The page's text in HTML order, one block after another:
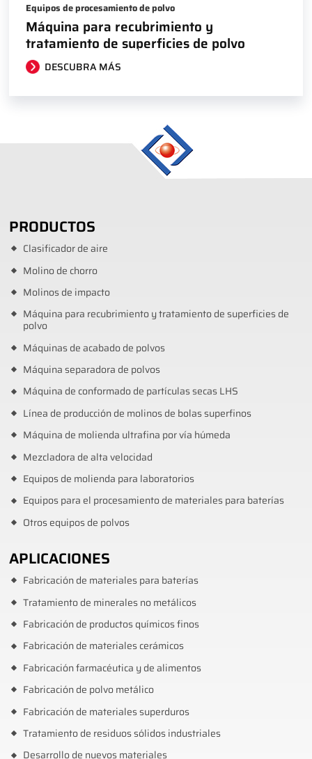
Equipos de procesamiento de polvo
Máquina para recubrimiento y
tratamiento de superficies de polvo
DESCUBRA MÁS
PRODUCTOS
Clasificador de aire
Molino de chorro
Molinos de impacto
Máquina para recubrimiento y tratamiento de superficies de
polvo
Máquinas de acabado de polvos
Máquina separadora de polvos
Máquina de conformado de partículas secas LHS
Línea de producción de molinos de bolas superfinos
Máquina de molienda ultrafina por vía húmeda
Mezcladora de alta velocidad
Equipos de molienda para laboratorios
Equipos para el procesamiento de materiales para baterías
Otros equipos de polvos
APLICACIONES
Fabricación de materiales para baterías
Tratamiento de minerales no metálicos
Fabricación de productos químicos finos
Fabricación de materiales cerámicos
Fabricación farmacéutica y de alimentos
Fabricación de polvo metálico
Fabricación de materiales superduros
Tratamiento de residuos sólidos industriales
Desarrollo de nuevos materiales